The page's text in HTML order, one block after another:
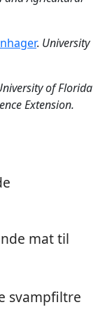
. University
of Florida
Extension.
mat til
svampfiltre